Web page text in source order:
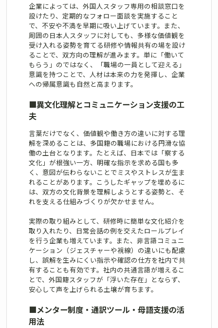
企業によっては、外国人スタッフ専用の相談窓口を
設けたり、定期的なフォロー面談を実施すること
で、不安や不満を早期に吸い上げています。また、
周囲の日本人スタッフに対しても、多様な価値観を
受け入れる姿勢を育てる研修や情報共有の場を設け
ることで、双方向の理解が進みます。単に「働いて
もらう」のではなく、「職場の一員として迎える」
意識を持つことで、人材は本来の力を発揮し、企業
への帰属意識も自然と高まります。
■異文化理解とコミュニケーション支援の工
夫
言葉だけでなく、価値観や働き方の違いに対する理
解を深めることは、多国籍の職場における円滑な協
働の土台となります。たとえば、日本では「察する
文化」が根強い一方、明確な指示を求める国も多
く、意図が伝わらないことでミスやストレスが生ま
れることがあります。こうしたギャップを埋めるに
は、双方の文化背景を理解しようとする姿勢と、そ
れを支える仕組みづくりが欠かせません。
実際の取り組みとして、研修時に簡単な文化紹介を
取り入れたり、日常会話の例を交えたロールプレイ
を行う企業も増えています。また、非言語コミュニ
ケーション（ジェスチャーや視線）の違いにも配慮
し、誤解を生みにくい指示や確認の仕方を社内で共
有することも有効です。社内の共通言語が増えるこ
とで、外国籍スタッフが「浮いた存在」とならず、
安心して声を上げられる土壌が育ちます。
■メンター制度・通訳ツール・母語支援の活
用法